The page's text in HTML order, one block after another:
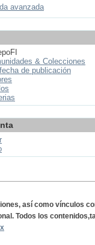
avanzada
& Colecciones
de publicación
así como vínculos
Todos los